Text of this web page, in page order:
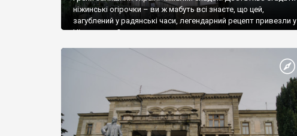
ніжинські огірочки – ви ж мабуть всі знаєте, що цей,
загублений у радянські часи, легендарний рецепт привезли у
Ніжин греки?